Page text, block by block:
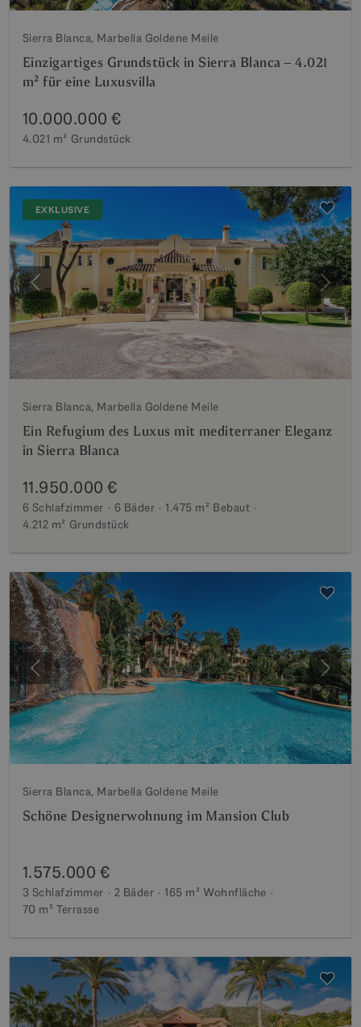
Sierra Blanca, Marbella Goldene Meile
Einzigartiges Grundstück in Sierra Blanca – 4.021
m² für eine Luxusvilla
10.000.000 €
4.021 m² Grundstück
EXKLUSIVE
Vorherige
Sierra Blanca, Marbella Goldene Meile
Ein Refugium des Luxus mit mediterraner Eleganz
in Sierra Blanca
11.950.000 €
6 Schlafzimmer 6 Bäder 1.475 m² Bebaut
4.212 m² Grundstück
Vorherige
Sierra Blanca, Marbella Goldene Meile
Schöne Designerwohnung im Mansion Club
1.575.000 €
3 Schlafzimmer 2 Bäder 165 m² Wohnfläche
70 m² Terrasse